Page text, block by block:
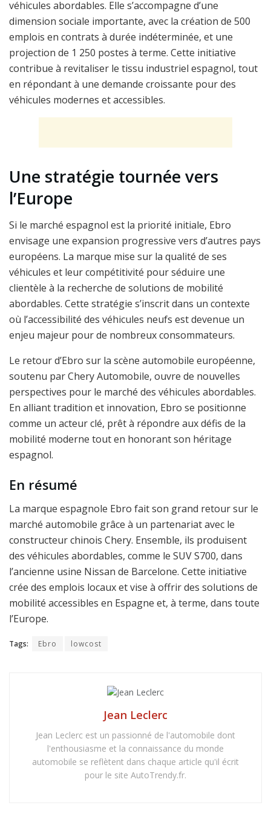
véhicules abordables. Elle s’accompagne d’une
dimension sociale importante, avec la création de 500
emplois en contrats à durée indéterminée, et une
projection de 1 250 postes à terme. Cette initiative
contribue à revitaliser le tissu industriel espagnol, tout
en répondant à une demande croissante pour des
véhicules modernes et accessibles.
Une stratégie tournée vers
l’Europe
Si le marché espagnol est la priorité initiale, Ebro
envisage une expansion progressive vers d’autres pays
européens. La marque mise sur la qualité de ses
véhicules et leur compétitivité pour séduire une
clientèle à la recherche de solutions de mobilité
abordables. Cette stratégie s’inscrit dans un contexte
où l’accessibilité des véhicules neufs est devenue un
enjeu majeur pour de nombreux consommateurs.
Le retour d’Ebro sur la scène automobile européenne,
soutenu par Chery Automobile, ouvre de nouvelles
perspectives pour le marché des véhicules abordables.
En alliant tradition et innovation, Ebro se positionne
comme un acteur clé, prêt à répondre aux défis de la
mobilité moderne tout en honorant son héritage
espagnol.
En résumé
La marque espagnole Ebro fait son grand retour sur le
marché automobile grâce à un partenariat avec le
constructeur chinois Chery. Ensemble, ils produisent
des véhicules abordables, comme le SUV S700, dans
l’ancienne usine Nissan de Barcelone. Cette initiative
crée des emplois locaux et vise à offrir des solutions de
mobilité accessibles en Espagne et, à terme, dans toute
l’Europe.
Tags: Ebro lowcost
Jean Leclerc
Jean Leclerc est un passionné de l'automobile dont
l'enthousiasme et la connaissance du monde
automobile se reflètent dans chaque article qu'il écrit
pour le site AutoTrendy.fr.